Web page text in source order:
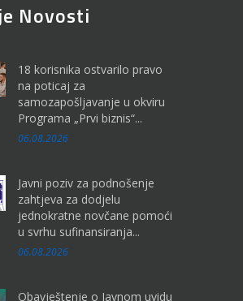
Novosti
18 korisnika ostvarilo pravo
na poticaj za
samozapošljavanje u okviru
Programa „Prvi biznis“...
06.08.2026
Javni poziv za podnošenje
zahtjeva za dodjelu
jednokratne novčane pomoći
u svrhu sufinansiranja...
06.08.2026
Obavještenje o Javnom uvidu